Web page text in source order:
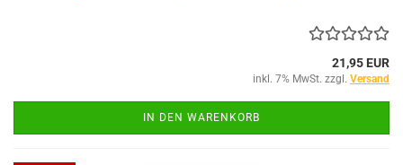
21,95 EUR
inkl. 7% MwSt. zzgl. Versand
IN DEN WARENKORB